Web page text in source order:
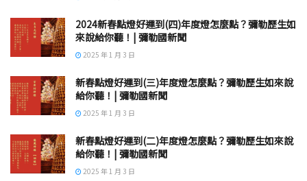
2024新春點燈好運到(四)年度燈怎麼點？彌勒歷生如
來說給你聽！| 彌勒國新聞
2025 年 1 月 3 日
新春點燈好運到(三)年度燈怎麼點？彌勒歷生如來說
給你聽！| 彌勒國新聞
2025 年 1 月 3 日
新春點燈好運到(二)年度燈怎麼點？彌勒歷生如來說
給你聽！| 彌勒國新聞
2025 年 1 月 3 日